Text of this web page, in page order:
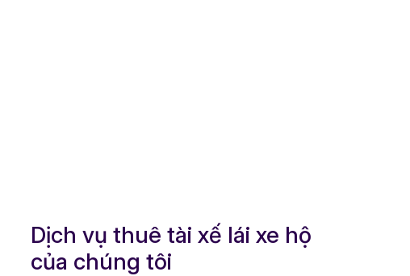
Dịch vụ thuê tài xế lái xe hộ
của chúng tôi